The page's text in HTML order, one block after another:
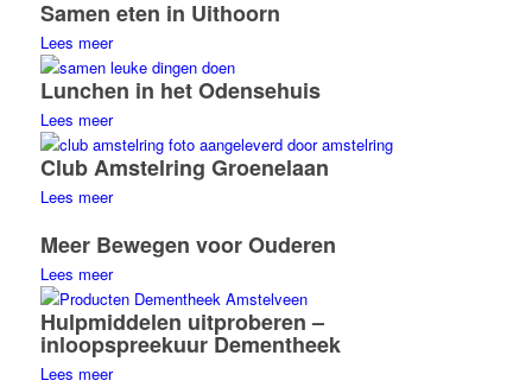
Samen eten in Uithoorn
Lees meer
Lunchen in het Odensehuis
Lees meer
Club Amstelring Groenelaan
Lees meer
Meer Bewegen voor Ouderen
Lees meer
Hulpmiddelen uitproberen –
inloopspreekuur Dementheek
Lees meer